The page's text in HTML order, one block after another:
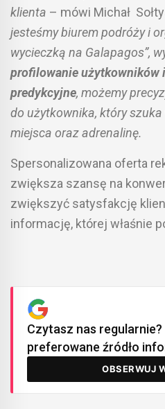
klienta – mówi Michał
jesteśmy biurem podróży i
wycieczką na Galapagos”,
profilowanie użytkowników
predykcyjne, możemy
do użytkownika, który
miejsca oraz adrenalinę.
Spersonalizowana oferta
zwiększa szansę na
zwiększyć satysfakcję
informację, której właśnie
Czytasz nas
preferowane źródło
OBSERWUJ